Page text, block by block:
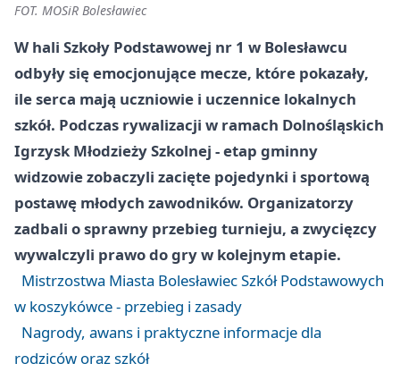
FOT. MOSiR Bolesławiec
W hali Szkoły Podstawowej nr 1 w Bolesławcu
odbyły się emocjonujące mecze, które pokazały,
ile serca mają uczniowie i uczennice lokalnych
szkół. Podczas rywalizacji w ramach Dolnośląskich
Igrzysk Młodzieży Szkolnej - etap gminny
widzowie zobaczyli zacięte pojedynki i sportową
postawę młodych zawodników. Organizatorzy
zadbali o sprawny przebieg turnieju, a zwycięzcy
wywalczyli prawo do gry w kolejnym etapie.
Mistrzostwa Miasta Bolesławiec Szkół Podstawowych
w koszykówce - przebieg i zasady
Nagrody, awans i praktyczne informacje dla
rodziców oraz szkół